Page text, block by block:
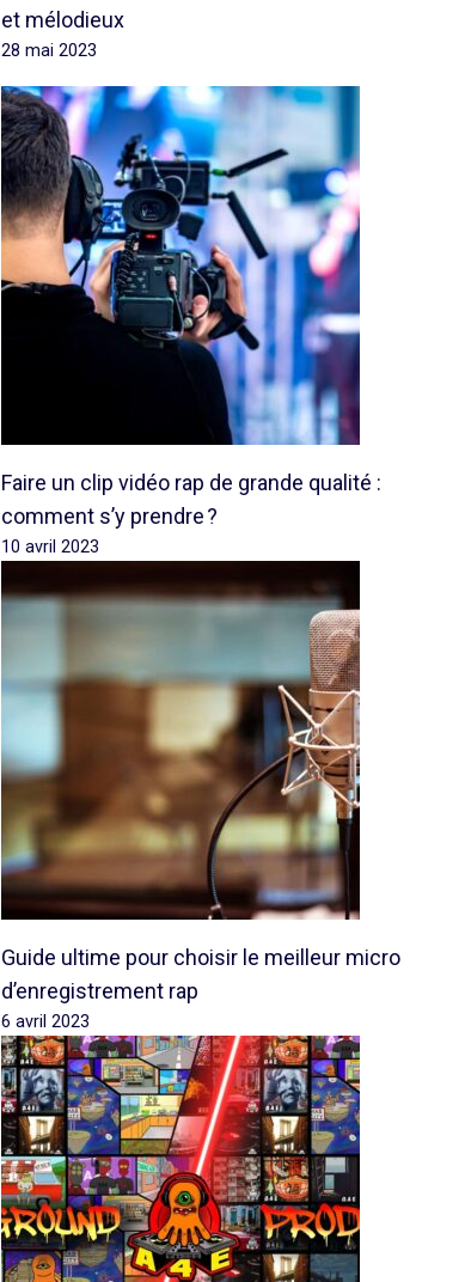
et mélodieux
28 mai 2023
Faire un clip vidéo rap de grande qualité :
comment s’y prendre ?
10 avril 2023
Guide ultime pour choisir le meilleur micro
d’enregistrement rap
6 avril 2023